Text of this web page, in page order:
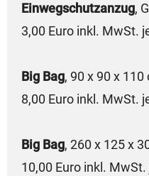
Einwegschutzanzug,
3,00 Euro inkl. MwSt.
Big Bag, 90 x 90 x 110
8,00 Euro inkl. MwSt.
Big Bag, 260 x 125 x
10,00 Euro inkl.